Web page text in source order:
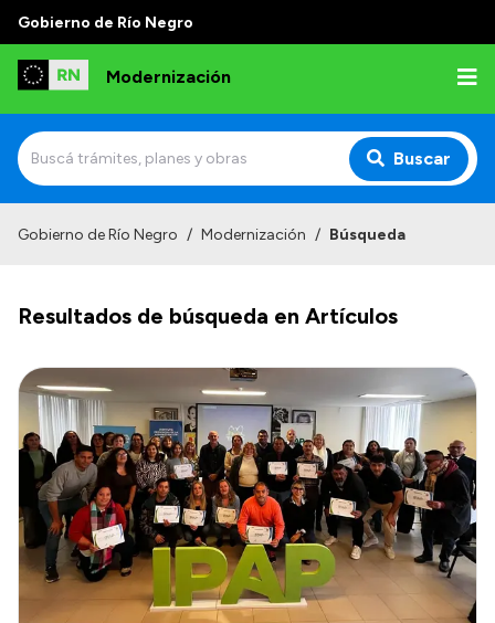
Gobierno de Río Negro
Modernización
Buscar
Autoridades
Misión y Visión
Normativa
Transparencia
Presupuesto
Boletín Oficial
Compras y licitaciones
Gobierno de Río Negro / Modernización / Búsqueda
Resultados de búsqueda en Artículos